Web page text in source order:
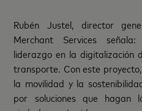
Rubén Justel, director
Merchant Services
liderazgo en la digitalización
transporte. Con este
la movilidad y la
por soluciones que